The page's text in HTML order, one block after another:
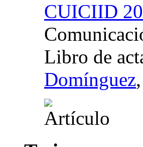
CUICIID
Libro de
Domínguez